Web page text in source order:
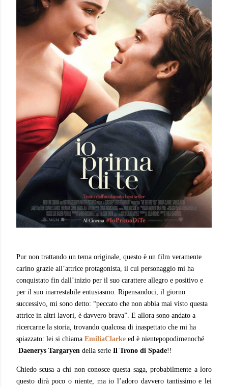
Pur non trattando un tema originale, questo è un film veramente
carino grazie all’attrice protagonista, il cui personaggio mi ha
conquistato fin dall’inizio per il suo carattere allegro e positivo e
per il suo inarrestabile entusiasmo. Ripensandoci, il giorno
successivo, mi sono detto: “peccato che non abbia mai visto questa
attrice in altri lavori, è davvero brava”. E allora sono andato a
ricercarne la storia, trovando qualcosa di inaspettato che mi ha
spiazzato: lei si chiama EmiliaClarke ed è nientepopodimenoché
Daenerys Targaryen della serie Il Trono di Spade!!
Chiedo scusa a chi non conosce questa saga, probabilmente a loro
questo dirà poco o niente, ma io l’adoro davvero tantissimo e lei